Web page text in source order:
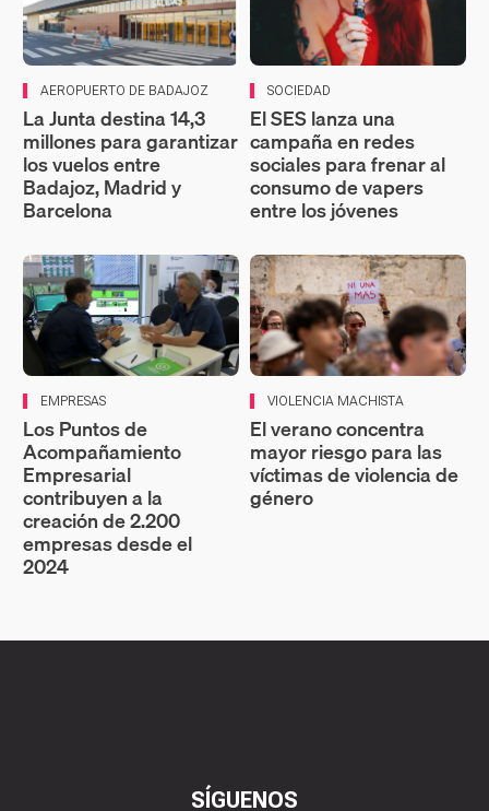
AEROPUERTO DE BADAJOZ
La Junta destina 14,3
millones para garantizar
los vuelos entre
Badajoz, Madrid y
Barcelona
SOCIEDAD
El SES lanza una
campaña en redes
sociales para frenar al
consumo de vapers
entre los jóvenes
EMPRESAS
Los Puntos de
Acompañamiento
Empresarial
contribuyen a la
creación de 2.200
empresas desde el
2024
VIOLENCIA MACHISTA
El verano concentra
mayor riesgo para las
víctimas de violencia de
género
SÍGUENOS